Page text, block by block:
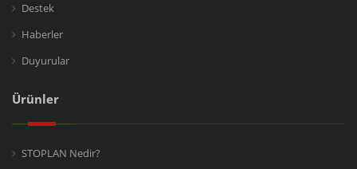
Destek
Haberler
Duyurular
Ürünler
STOPLAN Nedir?